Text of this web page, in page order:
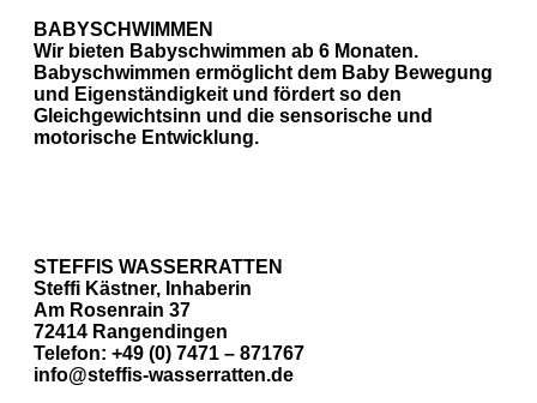
BABYSCHWIMMEN
Wir bieten Babyschwimmen ab 6 Monaten.
Babyschwimmen ermöglicht dem Baby Bewegung
und Eigenständigkeit und fördert so den
Gleichgewichtsinn und die sensorische und
motorische Entwicklung.
STEFFIS WASSERRATTEN
Steffi Kästner, Inhaberin
Am Rosenrain 37
72414 Rangendingen
Telefon: +49 (0) 7471 – 871767
info@steffis-wasserratten.de